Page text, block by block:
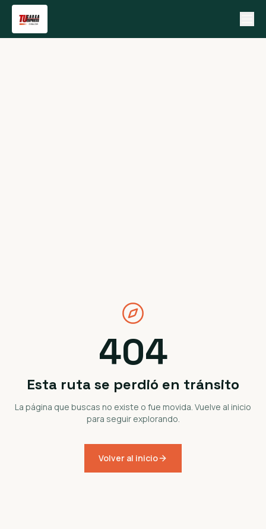
404
Esta ruta se perdió en tránsito
La página que buscas no existe o fue movida. Vuelve al inicio
para seguir explorando.
Volver al inicio